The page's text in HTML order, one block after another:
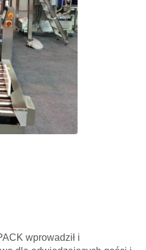
wprowadził i